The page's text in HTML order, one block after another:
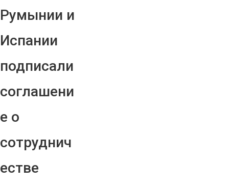
Румынии и
Испании
подписали
соглашени
е о
сотруднич
естве